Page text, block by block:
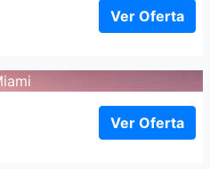
Ver Oferta
Ver Oferta